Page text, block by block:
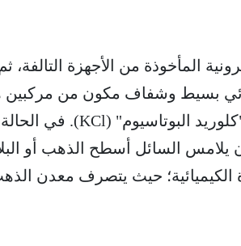
المأخوذة من الأجهزة التالفة، ثم
بسيط وشفاف مكون من مركبين
"بيروكسي أحادي كبريتات البوتاسيوم" (PMS) و"كلوريد البوتاسيوم" (KCl). في الحالة
يلامس السائل أسطح الذهب أو
الكيميائية؛ حيث يتصرف معدن